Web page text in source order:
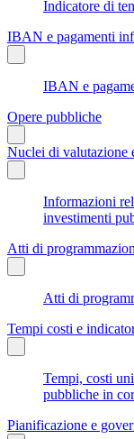
Indicatore di
IBAN e pagamenti
IBAN e
Opere pubbliche
Nuclei di valutazione
Informazioni
investimenti
Atti di
Atti di
Tempi costi e
Tempi, costi
pubbliche in
Pianificazione e